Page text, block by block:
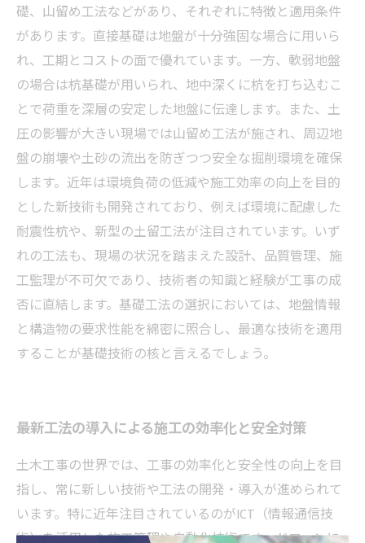
礎、山留め工法などがあり、それぞれに特徴と適用条件
があります。直接基礎は地盤が十分強固な場合に用いら
れ、工期とコストの面で優れています。一方、軟弱地盤
の場合は杭基礎が用いられ、地中深くに杭を打ち込むこ
とで荷重を深層の安定した地盤に伝達します。また、土
圧の影響が大きい現場では山留め工法が施され、周辺地
盤の崩壊や土砂の流出を防ぎつつ安全な掘削環境を確保
します。近年は環境負荷の低減や施工効率の向上を目的
とした新技術も開発されており、例えば環境に配慮した
耐震性杭や、新型の土留工法が注目されています。いず
れの工法も、現場の状況を踏まえた設計、品質管理、施
工監理が不可欠であり、技術者の知識と経験が工事の成
否に直結します。基礎工法の選択においては、地盤情報
と構造物の要求性能を綿密に照合し、最適な技術を適用
することが基礎技術の核と言えるでしょう。
最新工法の導入による施工の効率化と安全対策
土木工事の世界では、工事の効率化と安全性の向上を目
指し、常に新しい技術や工法の開発・導入が進められて
います。特に近年注目されているのがICT（情報通信技